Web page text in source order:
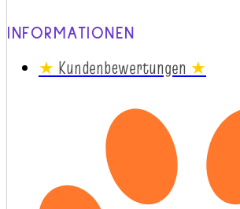
INFORMATIONEN
★ Kundenbewertungen ★